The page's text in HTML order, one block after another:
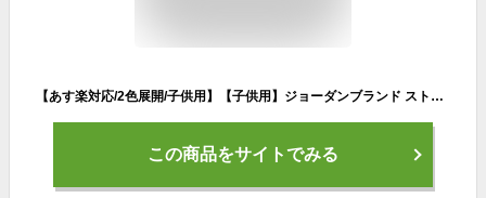
【あす楽対応/2色展開/子供用】【子供用】ジョーダンブランド ストラップバック キャップ 【YOUTH JUMPMAN HBR STRAPBACK CAP】 JORDAN BRAND
この商品をサイトでみる